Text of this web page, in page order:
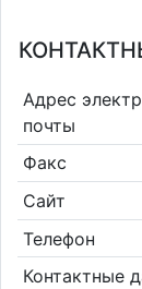
Адрес
почты
Факс
Сайт
Телефон
Контактные